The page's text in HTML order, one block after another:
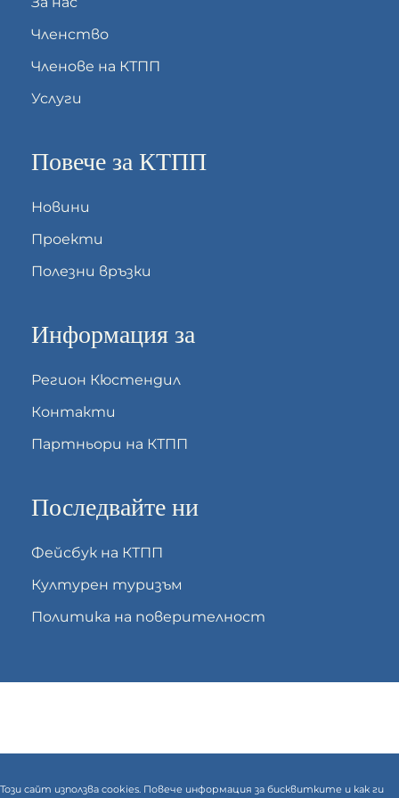
Членство
Членове на КТПП
Услуги
Повече за КТПП
Новини
Проекти
Полезни връзки
Информация за
Регион Кюстендил
Контакти
Партньори на КТПП
Последвайте ни
Фейсбук на КТПП
Културен туризъм
Политика на поверителност
Този сайт използва cookies. Повече информация за бисквитките и как ги